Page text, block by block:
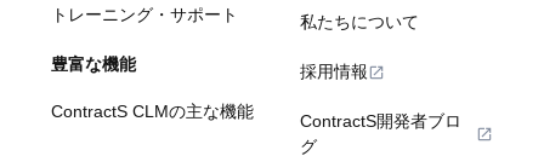
トレーニング・サポート
豊富な機能
ContractS CLMの主な機能
私たちについて
採用情報
ContractS開発者ブロ
グ